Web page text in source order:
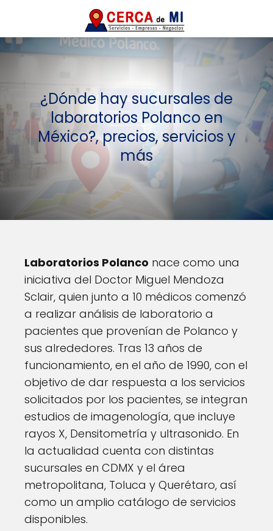
¿Dónde hay sucursales de
laboratorios Polanco en
México?, precios, servicios y
más
Laboratorios Polanco nace como una
iniciativa del Doctor Miguel Mendoza
Sclair, quien junto a 10 médicos comenzó
a realizar análisis de laboratorio a
pacientes que provenían de Polanco y
sus alrededores. Tras 13 años de
funcionamiento, en el año de 1990, con el
objetivo de dar respuesta a los servicios
solicitados por los pacientes, se integran
estudios de imagenología, que incluye
rayos X, Densitometría y ultrasonido. En
la actualidad cuenta con distintas
sucursales en CDMX y el área
metropolitana, Toluca y Querétaro, así
como un amplio catálogo de servicios
disponibles.